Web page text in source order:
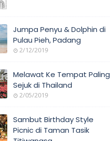
Jumpa Penyu & Dolphin di
Pulau Pieh, Padang
2/12/2019
Melawat Ke Tempat Paling
Sejuk di Thailand
2/05/2019
Sambut Birthday Style
Picnic di Taman Tasik